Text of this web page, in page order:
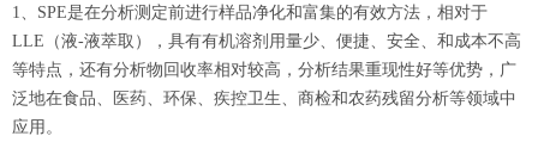
1、SPE是在分析测定前进行样品净化和富集的有效方法，相对于
LLE（液-液萃取），具有有机溶剂用量少、便捷、安全、和成本不高
等特点，还有分析物回收率相对较高，分析结果重现性好等优势，广
泛地在食品、医药、环保、疾控卫生、商检和农药残留分析等领域中
应用。